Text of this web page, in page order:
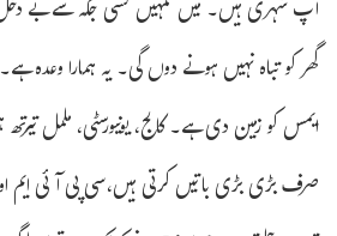
آپ شہری ہیں۔ میں تمہیں کسی جگہ سے بے
گھر کو تباہ نہیں ہونے دوں گی۔ یہ ہمارا وعدہ
ایمس کو زمین دی ہے۔ کالج، یونیورسٹی، ململ
صرف بڑی بڑی باتیں کرتی ہیں،سی پی آئی